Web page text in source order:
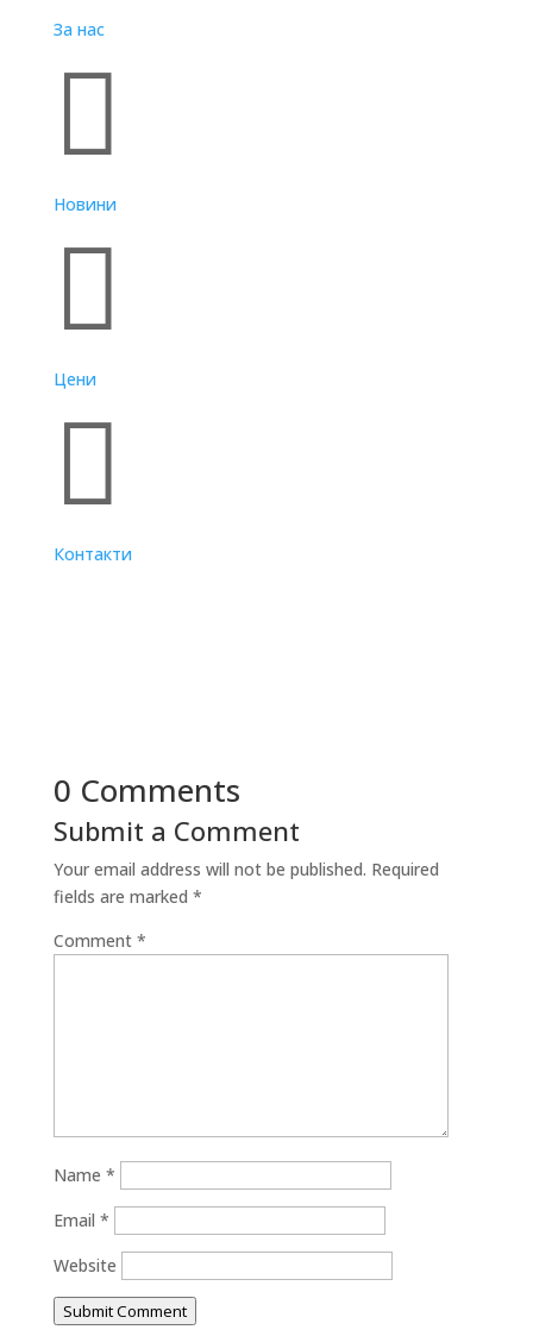
За нас

Новини

Цени

Контакти
0 Comments
Submit a Comment
Your email address will not be published. Required
fields are marked *
Comment *
Name *
Email *
Website
Submit Comment